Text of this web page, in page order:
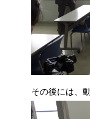
その後には、